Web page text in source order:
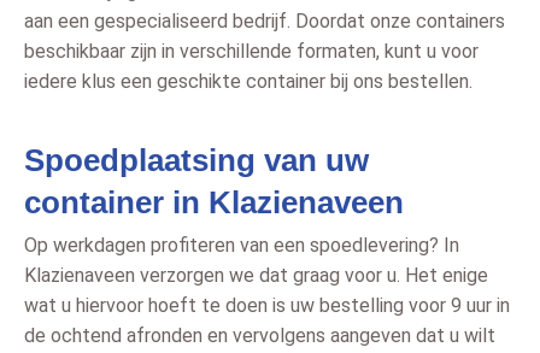
aan een gespecialiseerd bedrijf. Doordat onze containers
beschikbaar zijn in verschillende formaten, kunt u voor
iedere klus een geschikte container bij ons bestellen.
Spoedplaatsing van uw
container in Klazienaveen
Op werkdagen profiteren van een spoedlevering? In
Klazienaveen verzorgen we dat graag voor u. Het enige
wat u hiervoor hoeft te doen is uw bestelling voor 9 uur in
de ochtend afronden en vervolgens aangeven dat u wilt